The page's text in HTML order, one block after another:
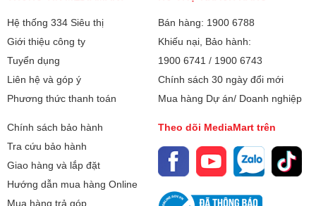
Dây đeo dễ dàng trên vai hoặc đeo chéo, đáp ứng mọi sở
thích và phong cách.
Hệ thống 334 Siêu thị
Giới thiệu công ty
Tuyển dụng
Liên hệ và góp ý
Phương thức thanh toán
Bán hàng: 1900 6788
Khiếu nại, Bảo hành:
1900 6741 / 1900 6743
Chính sách 30 ngày đổi mới
Mua hàng Dự án/ Doanh nghiệp
Chính sách bảo hành
Tra cứu bảo hành
Giao hàng và lắp đặt
Hướng dẫn mua hàng Online
Mua hàng trả góp
Theo dõi MediaMart trên